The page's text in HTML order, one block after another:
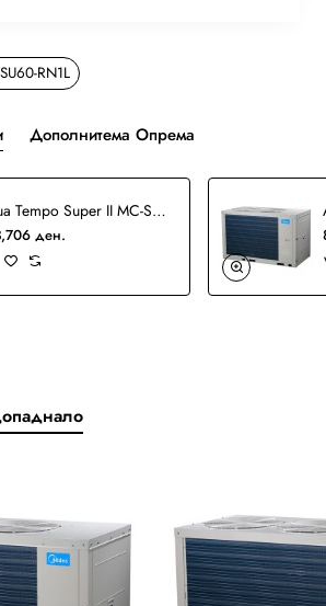
RN1L
Дополнитема Опрема
Aqua Tempo Super II MC-SU60-RN8L Chiller
ден.